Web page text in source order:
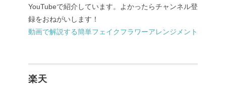
YouTubeで紹介しています。よかったらチャンネル登
録をおねがいします！
動画で解説する簡単フェイクフラワーアレンジメント
楽天